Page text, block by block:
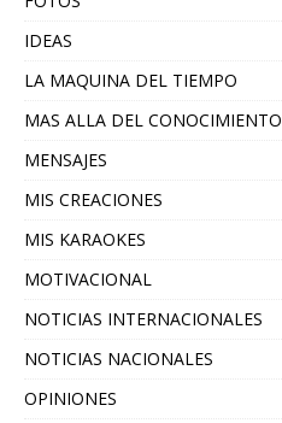
IDEAS
LA MAQUINA DEL TIEMPO
MAS ALLA DEL CONOCIMIENTO
MENSAJES
MIS CREACIONES
MIS KARAOKES
MOTIVACIONAL
NOTICIAS INTERNACIONALES
NOTICIAS NACIONALES
OPINIONES